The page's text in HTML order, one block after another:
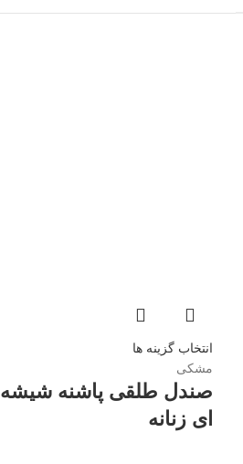
انتخاب گزینه ها
مشکی
صندل طلقی پاشنه شیشه
ای زنانه